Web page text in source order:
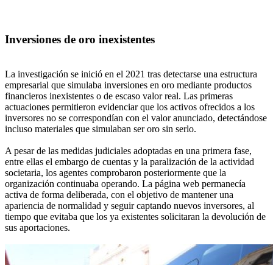
Inversiones de oro inexistentes
La investigación se inició en el 2021 tras detectarse una estructura
empresarial que simulaba inversiones en oro mediante productos
financieros inexistentes o de escaso valor real. Las primeras
actuaciones permitieron evidenciar que los activos ofrecidos a los
inversores no se correspondían con el valor anunciado, detectándose
incluso materiales que simulaban ser oro sin serlo.
A pesar de las medidas judiciales adoptadas en una primera fase,
entre ellas el embargo de cuentas y la paralización de la actividad
societaria, los agentes comprobaron posteriormente que la
organización continuaba operando. La página web permanecía
activa de forma deliberada, con el objetivo de mantener una
apariencia de normalidad y seguir captando nuevos inversores, al
tiempo que evitaba que los ya existentes solicitaran la devolución de
sus aportaciones.